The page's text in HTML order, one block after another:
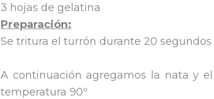
3 hojas de gelatina
Preparación:
Se tritura el turrón durante 20
A continuación agregamos la nata y
temperatura 90º